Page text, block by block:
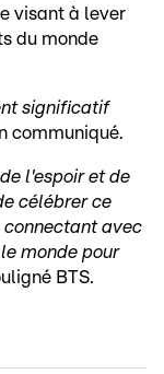
visant à lever
du monde
significatif
communiqué.
l'espoir et de
célébrer ce
connectant avec
monde pour
BTS.